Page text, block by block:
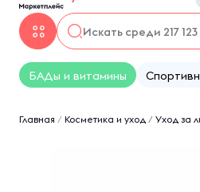
БАДы и витамины
Главная / Косметика и уход / Уход за